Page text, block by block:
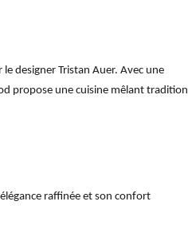
designer Tristan Auer. Avec une
propose une cuisine mêlant tradition
raffinée et son confort